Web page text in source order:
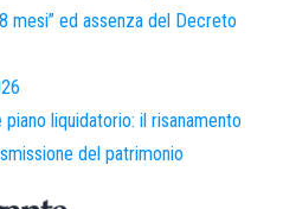
mesi” ed assenza del Decreto
liquidatorio: il risanamento
del patrimonio